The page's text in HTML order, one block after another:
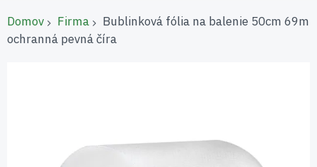
Domov Firma
Bublinková fólia na balenie 50cm 69m
ochranná pevná číra